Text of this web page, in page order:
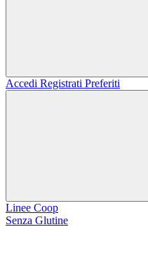
Accedi Registrati Preferiti
Linee Coop
Senza Glutine